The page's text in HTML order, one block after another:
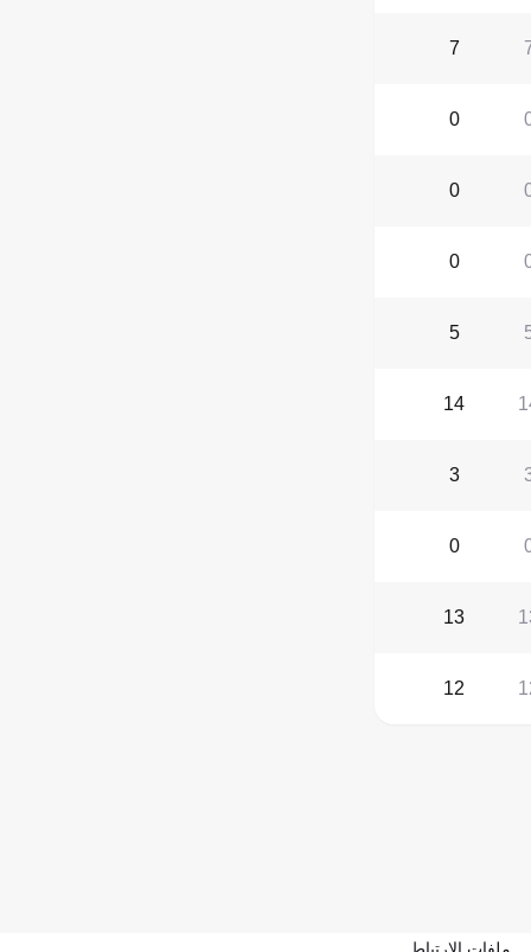
7
0
0
0
5
14
3
0
13
12
ملفات الارتباط